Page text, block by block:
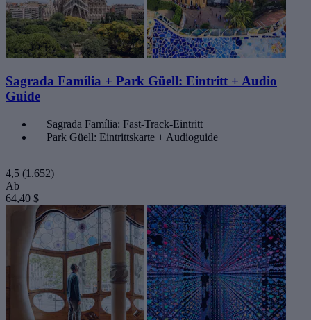
Sagrada Família + Park Güell: Eintritt + Audio
Guide
Sagrada Família: Fast-Track-Eintritt
Park Güell: Eintrittskarte + Audioguide
4,5 (1.652)
Ab
64,40 $